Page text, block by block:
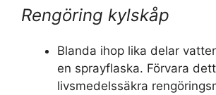
Rengöring kylskåp
Blanda ihop lika delar
en sprayflaska. Förvara
livsmedelssäkra